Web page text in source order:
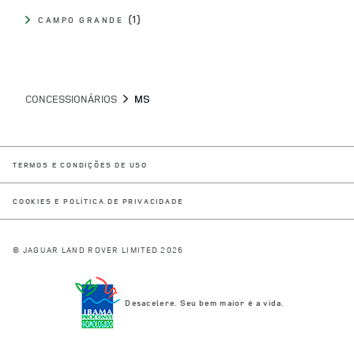
CAMPO GRANDE
CONCESSIONÁRIOS MS
TERMOS E CONDIÇÕES DE USO
COOKIES E POLÍTICA DE PRIVACIDADE
© JAGUAR LAND ROVER LIMITED 2026
Desacelere. Seu bem maior é a vida.